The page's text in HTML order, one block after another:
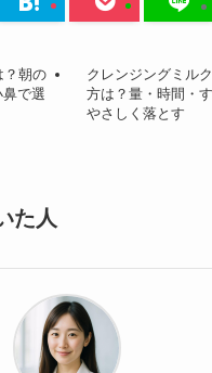
？朝の
で選
クレンジングミル
方は？量・時間・
やさしく落とす
た人